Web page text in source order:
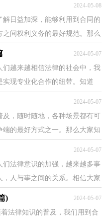
2024-05-08
日益加深，能够利用到合同的
间权利义务的最好规范。那么
2024-05-07
们越来越相信法律的社会中，我
现专业化合作的纽带。知道
编收集整理的建筑...
2024-05-07
，随时随地，各种场景都有可
的最好方式之一。那么大家知
的建筑安装承包...
2024-05-07
法律意识的加强，越来越多事
人与事之间的关系。相信大家
集整理的建筑合...
) 2024-05-07
法律知识的普及，我们用到合